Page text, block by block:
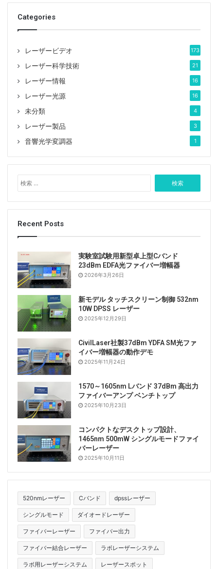
Tags 785nmレーザー オールインワンレーザー
ファイバー出力 レーザーOEM
レーザースポット
Categories
レーザービデオ 173
レーザー科学技術 21
レーザー情報 16
レーザー光源 16
未分類 4
レーザー製品 3
音響光学変調器 1
索
:
Recent Posts
実験室試験用新型卓上型Cバンド
23dBm EDFA光ファイバー増幅器
2026年3月26日
新モデル タッチスクリーン制御 532nm
10W DPSS レーザー
2025年12月29日
CivilLaser社製37dBm YDFA SM光ファ
イバー増幅器の動作デモ
2025年11月24日
1570～1605nm Lバンド 37dBm 高出力
ファイバーアンプ ベンチトップ
2025年10月23日
コンパクトなデスクトップ設計、
1465nm 500mW シングルモードファイ
バーレーザー
2025年10月11日
520nmレーザー Cバンド dpssレーザー
シングルモード ダイオードレーザー
ファイバーレーザー ファイバー出力
ファイバー結合レーザー ラボレーザーシステム
ラボ用レーザーシステム レーザースポット